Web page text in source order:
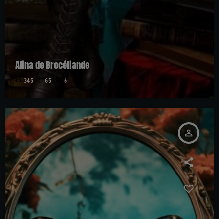
Alina de Brocéliande
345 65 6
person_outline